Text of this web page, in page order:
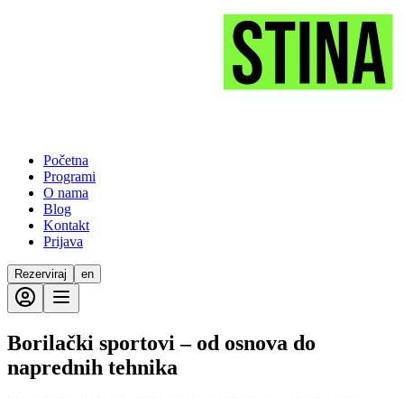
Početna
Programi
O nama
Blog
Kontakt
Prijava
Rezerviraj en
Borilački sportovi – od osnova do
naprednih tehnika